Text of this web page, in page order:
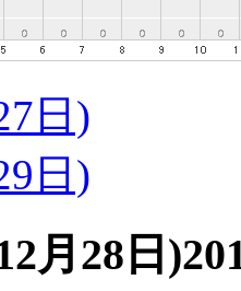
日)
日)
月28日)